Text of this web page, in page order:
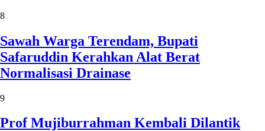
8
Sawah Warga Terendam, Bupati
Safaruddin Kerahkan Alat Berat
Normalisasi Drainase
9
Prof Mujiburrahman Kembali Dilantik